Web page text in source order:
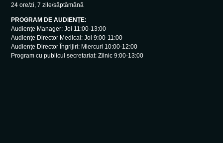
24 ore/zi, 7 zile/săptămână
PROGRAM DE AUDIENȚE:
Audiențe Manager: Joi 11:00-13:00
Audiențe Director Medical: Joi 9:00-11:00
Audiențe Director Îngrijiri: Miercuri 10:00-12:00
Program cu publicul secretariat: Zilnic 9:00-13:00